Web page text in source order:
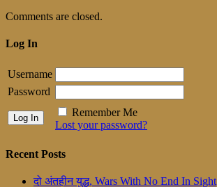
Comments are closed.
Log In
Username
Password
Remember Me
Lost your password?
Recent Posts
दो अंतहीन युद्ध, Wars With No End In Sight